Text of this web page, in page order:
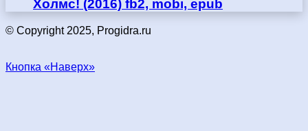
Холмс! (2016) fb2, mobi, epub
© Copyright 2025, Progidra.ru
Кнопка «Наверх»